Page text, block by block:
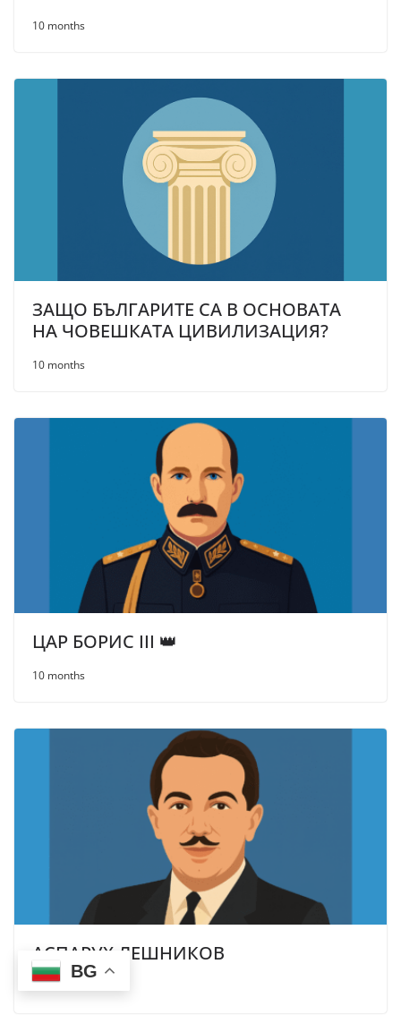
10 months
ЗАЩО БЪЛГАРИТЕ СА В ОСНОВАТА
НА ЧОВЕШКАТА ЦИВИЛИЗАЦИЯ?
10 months
ЦАР БОРИС III 👑
10 months
АСПАРУХ ЛЕШНИКОВ
10 months
BG